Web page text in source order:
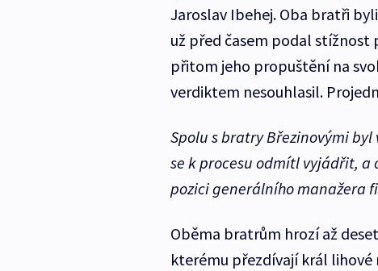
Jaroslav Ibehej. Oba bratři
už před časem podal stížnost
přitom jeho propuštění na
verdiktem nesouhlasil.
Spolu s bratry Březinovými
se k procesu odmítl vyjádřit, a
pozici generálního manažera
Oběma bratrům hrozí až
kterému přezdívají král